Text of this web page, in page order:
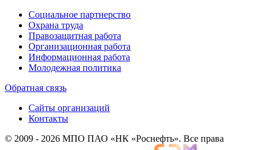
Социальное партнерство
Охрана труда
Правозащитная работа
Организационная работа
Информационная работа
Молодежная политика
Обратная связь
Сайты организаций
Контакты
© 2009 - 2026 МПО ПАО «НК «Роснефть». Все права